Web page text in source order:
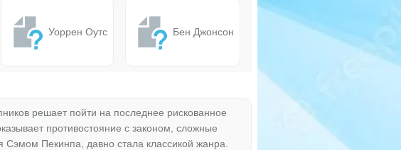
Уоррен Оутс Бен Джонсон
решает пойти на последнее рискованное
противостояние с законом, сложные
Пекинпа, давно стала классикой жанра.